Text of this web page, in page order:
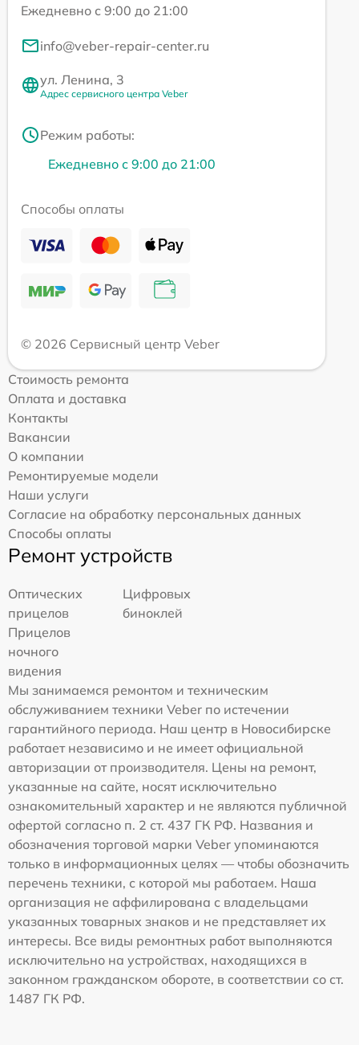
Ежедневно с 9:00 до 21:00
info@veber-repair-center.ru
ул. Ленина, 3
Адрес сервисного центра Veber
Режим работы:
Ежедневно с 9:00 до 21:00
Способы оплаты
© 2026 Сервисный центр Veber
Стоимость ремонта
Оплата и доставка
Контакты
Вакансии
О компании
Ремонтируемые модели
Наши услуги
Согласие на обработку персональных данных
Способы оплаты
Ремонт устройств
Оптических
прицелов
Цифровых
биноклей
Прицелов
ночного
видения
Мы занимаемся ремонтом и техническим
обслуживанием техники Veber по истечении
гарантийного периода. Наш центр в Новосибирске
работает независимо и не имеет официальной
авторизации от производителя. Цены на ремонт,
указанные на сайте, носят исключительно
ознакомительный характер и не являются публичной
офертой согласно п. 2 ст. 437 ГК РФ. Названия и
обозначения торговой марки Veber упоминаются
только в информационных целях — чтобы обозначить
перечень техники, с которой мы работаем. Наша
организация не аффилирована с владельцами
указанных товарных знаков и не представляет их
интересы. Все виды ремонтных работ выполняются
исключительно на устройствах, находящихся в
законном гражданском обороте, в соответствии со ст.
1487 ГК РФ.